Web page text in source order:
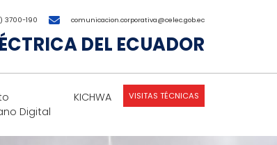
3700-190 comunicacion.corporativa@celec.gob.ec
DEL ECUADOR
Digital
KICHWA VISITAS TÉCNICAS